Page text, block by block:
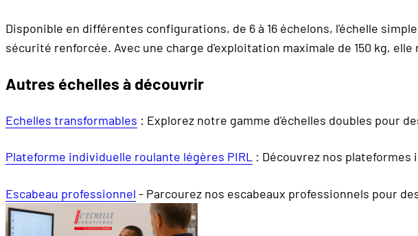
Disponible en différentes configurations, de 6 à 16 échelons, l'échelle
sécurité renforcée. Avec une charge d'exploitation maximale de 150 kg,
Autres échelles à découvrir
Echelles transformables : Explorez notre gamme d'échelles doubles pour
Plateforme individuelle roulante légères PIRL : Découvrez nos
Escabeau professionnel - Parcourez nos escabeaux professionnels pour